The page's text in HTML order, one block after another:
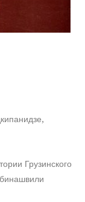
Грузинского